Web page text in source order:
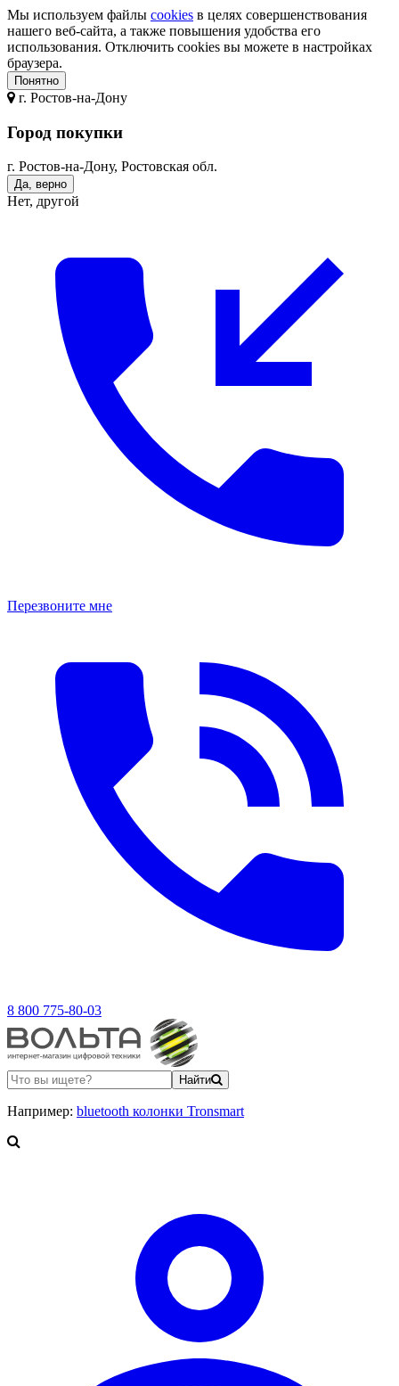
Мы используем файлы cookies в целях совершенствования
нашего веб-сайта, а также повышения удобства его
использования. Отключить cookies вы можете в настройках
браузера.
Понятно
г. Ростов-на-Дону
Город покупки
г. Ростов-на-Дону, Ростовская обл.
Да, верно
Нет, другой
Перезвоните мне
8 800 775-80-03
Найти
Например: bluetooth колонки Tronsmart